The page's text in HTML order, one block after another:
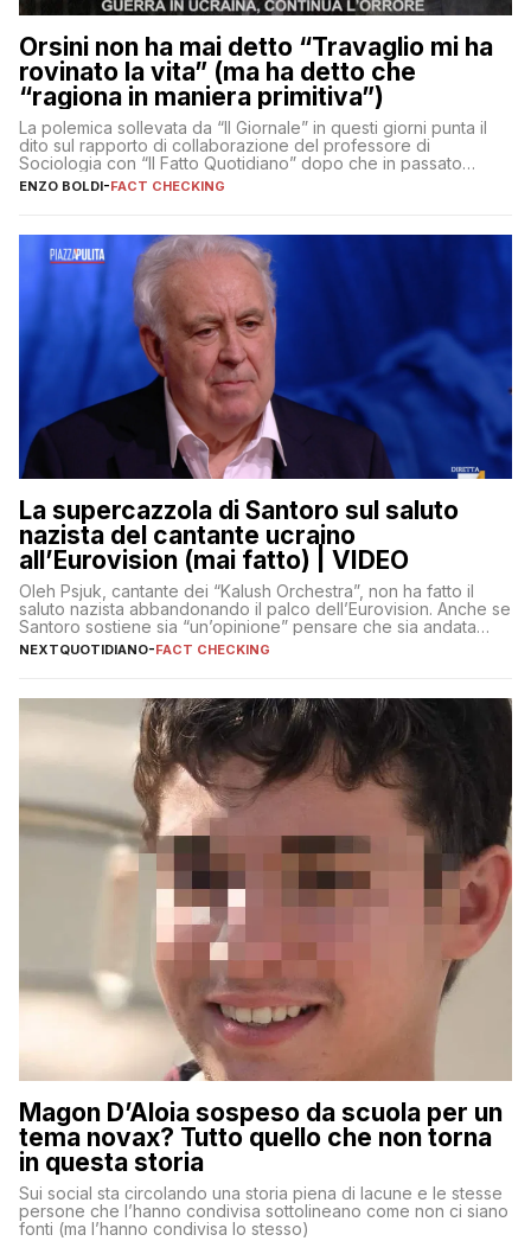
Orsini non ha mai detto “Travaglio mi ha
rovinato la vita” (ma ha detto che
“ragiona in maniera primitiva”)
La polemica sollevata da “Il Giornale” in questi giorni punta il
dito sul rapporto di collaborazione del professore di
Sociologia con “Il Fatto Quotidiano” dopo che in passato
erano volati stracci
ENZO BOLDI-FACT CHECKING
La supercazzola di Santoro sul saluto
nazista del cantante ucraino
all’Eurovision (mai fatto) | VIDEO
Oleh Psjuk, cantante dei “Kalush Orchestra”, non ha fatto il
saluto nazista abbandonando il palco dell’Eurovision. Anche se
Santoro sostiene sia “un’opinione” pensare che sia andata
così
NEXTQUOTIDIANO-FACT CHECKING
Magon D’Aloia sospeso da scuola per un
tema novax? Tutto quello che non torna
in questa storia
Sui social sta circolando una storia piena di lacune e le stesse
persone che l’hanno condivisa sottolineano come non ci siano
fonti (ma l’hanno condivisa lo stesso)